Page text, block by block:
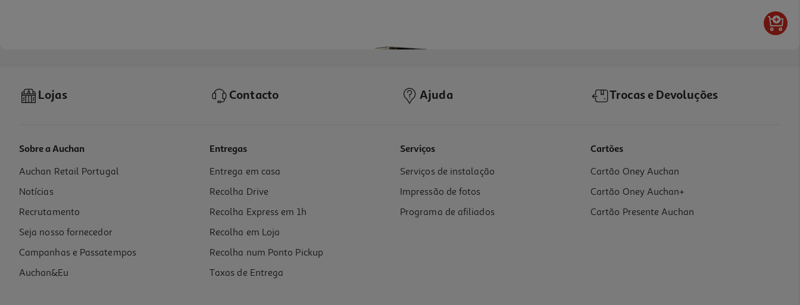
Coloração Herbatint Castanho Claro Dourado D5 150ml
86.6 €/Lt
12,99 €
Lojas Contacto Ajuda Trocas e Devoluções
Sobre a Auchan
Auchan Retail Portugal
Notícias
Recrutamento
Seja nosso fornecedor
Campanhas e Passatempos
Auchan&Eu
Entregas
Entrega em casa
Recolha Drive
Recolha Express em 1h
Recolha em Loja
Recolha num Ponto Pickup
Taxas de Entrega
Serviços
Serviços de instalação
Impressão de fotos
Programa de afiliados
Cartões
Cartão Oney Auchan
Cartão Oney Auchan+
Cartão Presente Auchan